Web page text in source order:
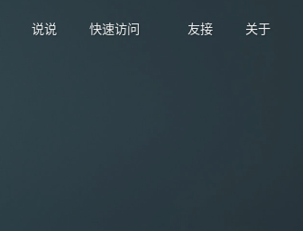
说说 快速访问 友接 关于